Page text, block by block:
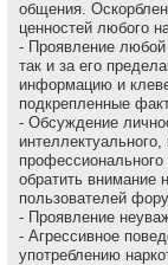
общения.
ценностей любого
- Проявление
так и за его
инфоpмацию и
подкрепленные
- Обсуждение
интеллектуального,
обратить внимание
пользователей
- Проявление
- Агрессивное
употреблению